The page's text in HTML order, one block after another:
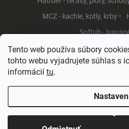
Tento web používa súbory
tohto webu vyjadrujete súhlas s
informácií tu.
MCZ - kachle, kotly, krby •
Softub -
Copyright 2026HouseGarden.sk.